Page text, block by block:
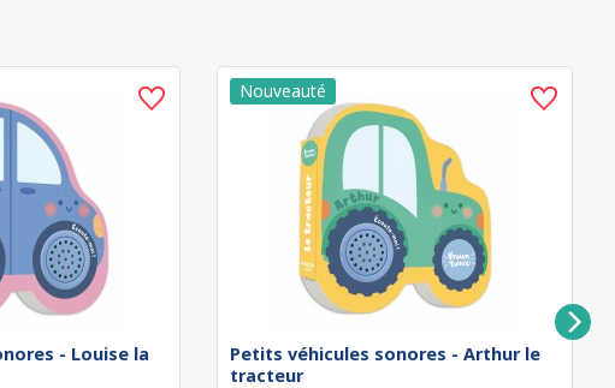
- Louise la
Petits véhicules sonores - Arthur le
tracteur